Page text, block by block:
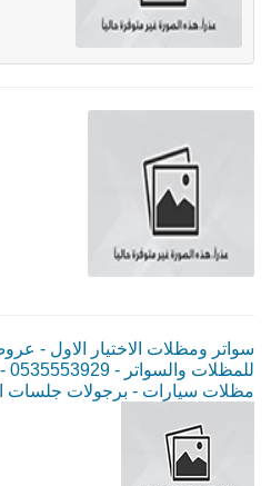
سواتر ومظلات الاختيار الاول -
مظلات سيارات - برجولات جلسات